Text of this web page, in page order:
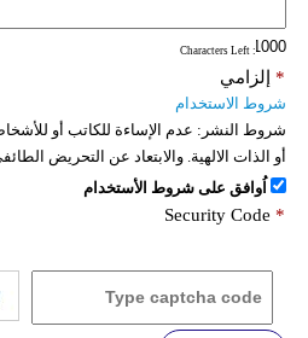
: Characters Left
إلزامي *
شروط الاستخدام
شروط النشر: عدم الإساءة للكاتب أو
أو الذات الالهية. والابتعاد عن التحريض
اُوافق على شروط الأستخدام
Security Code *